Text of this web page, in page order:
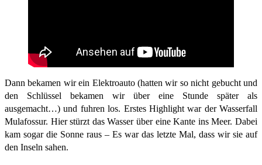
Dann bekamen wir ein Elektroauto (hatten wir so nicht gebucht und
den Schlüssel bekamen wir über eine Stunde später als
ausgemacht…) und fuhren los. Erstes Highlight war der Wasserfall
Mulafossur. Hier stürzt das Wasser über eine Kante ins Meer. Dabei
kam sogar die Sonne raus – Es war das letzte Mal, dass wir sie auf
den Inseln sahen.